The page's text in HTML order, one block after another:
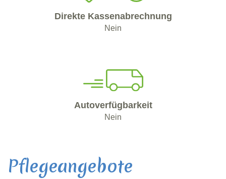
Direkte Kassenabrechnung
Nein
Autoverfügbarkeit
Nein
Pflegeangebote